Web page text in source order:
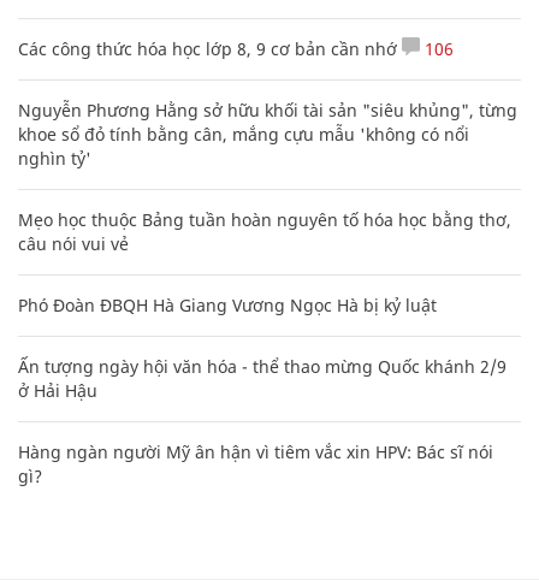
Các công thức hóa học lớp 8, 9 cơ bản cần nhớ 106
Nguyễn Phương Hằng sở hữu khối tài sản "siêu khủng", từng
khoe sổ đỏ tính bằng cân, mắng cựu mẫu 'không có nổi
nghìn tỷ'
Mẹo học thuộc Bảng tuần hoàn nguyên tố hóa học bằng thơ,
câu nói vui vẻ
Phó Đoàn ĐBQH Hà Giang Vương Ngọc Hà bị kỷ luật
Ấn tượng ngày hội văn hóa - thể thao mừng Quốc khánh 2/9
ở Hải Hậu
Hàng ngàn người Mỹ ân hận vì tiêm vắc xin HPV: Bác sĩ nói
gì?